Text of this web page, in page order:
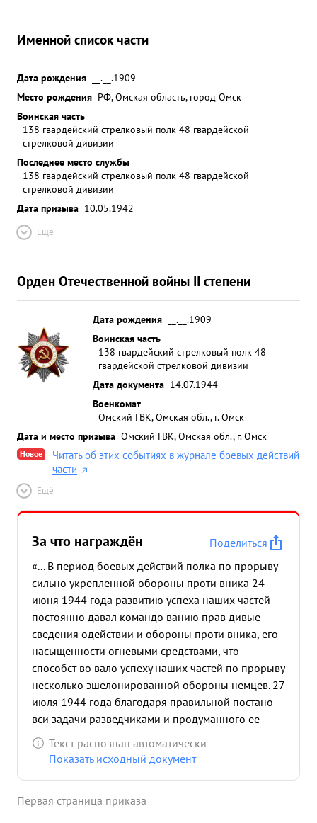
Именной список части
Дата рождения
__.__.1909
Место рождения РФ, Омская область, город Омск
Воинская часть
138 гвардейский стрелковый полк 48 гвардейской
стрелковой дивизии
Последнее место службы
138 гвардейский стрелковый полк 48 гвардейской
стрелковой дивизии
Дата призыва 10.05.1942
Ещё
Орден Отечественной войны II степени
Дата рождения
__.__.1909
Воинская часть
138 гвардейский стрелковый полк 48
гвардейской стрелковой дивизии
Дата документа 14.07.1944
Военкомат
Омский ГВК, Омская обл., г. Омск
Дата и место призыва Омский ГВК, Омская обл., г. Омск
Новое
Читать об этих событиях в журнале боевых действий
части
Ещё
За что награждён
Поделиться
«... В период боевых действий полка по прорыву
сильно укрепленной обороны проти вника 24
июня 1944 года развитию успеха наших частей
постоянно давал командо ванию прав дивые
сведения одействии и обороны проти вника, его
насыщенности огневыми средствами, что
способст во вало успеху наших частей по прорыву
несколько эшелонированной обороны немцев. 27
июля 1944 года благодаря правильной постано
вси задачи разведчиками и продуманного ее
выполнения была выявлена огневая система и
инженерные сооружения в населенном пункте
самым способствовало развитию успеха частей
Текст распознан автоматически
Показать исходный документ
Первая страница приказа